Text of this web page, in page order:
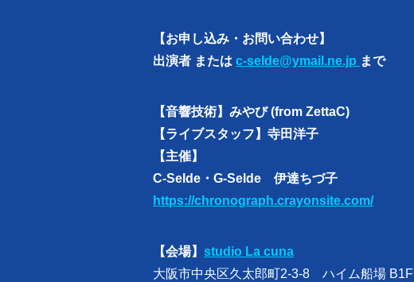
【お申し込み・お問い合わせ】
出演者 または c-selde@ymail.ne.jp まで
【音響技術】みやび (from ZettaC)
【ライブスタッフ】寺田洋子
【主催】
C-Selde・G-Selde 伊達ちづ子
https://chronograph.crayonsite.com/
【会場】 studio La cuna
大阪市中央区久太郎町2-3-8 ハイム船場 B1F